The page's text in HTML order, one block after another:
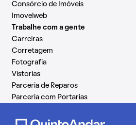
Consórcio de Imóveis
Imovelweb
Trabalhe com a gente
Carreiras
Corretagem
Fotografia
Vistorias
Parceria de Reparos
Parceria com Portarias